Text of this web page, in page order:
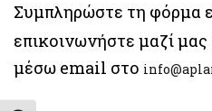
Συμπληρώστε τη φόρμα
επικοινωνήστε μαζί
μέσω email στο